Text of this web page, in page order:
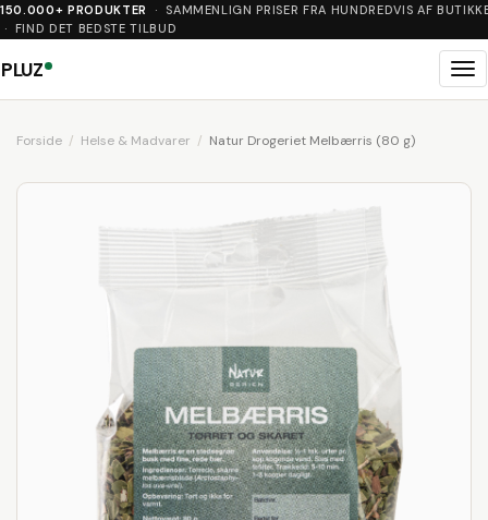
150.000+ PRODUKTER
· SAMMENLIGN PRISER FRA HUNDREDVIS AF
· FIND DET BEDSTE TILBUD
PLUZ
Forside Helse & Madvarer Natur Drogeriet Melbærris (80 g)